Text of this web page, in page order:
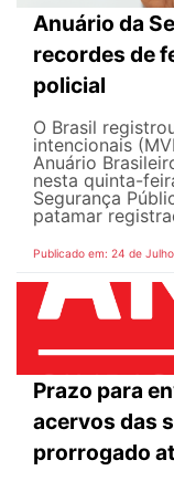
Anuário da
recordes de
policial
O Brasil
intencionais
Anuário
nesta quinta-
Segurança
patamar
Publicado em: 24 de
Prazo para
acervos das
prorrogado